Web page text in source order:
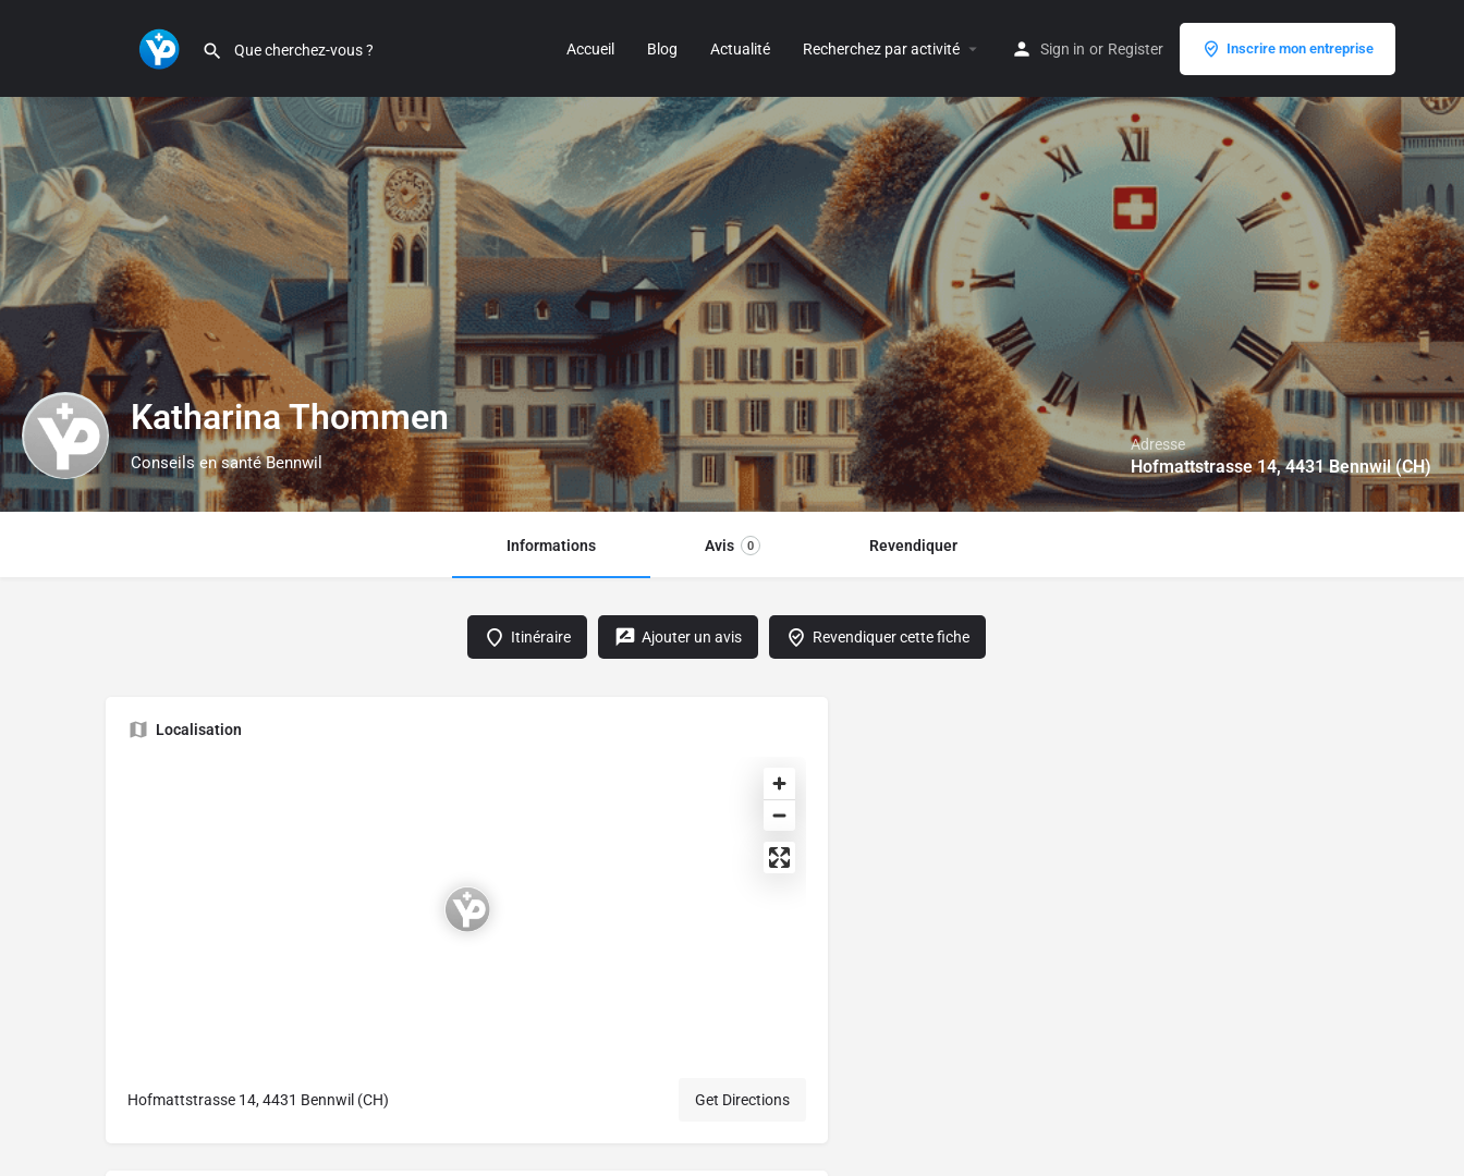
Accueil Blog Actualité Recherchez par activité Sign in or Register Inscrire mon entreprise
Katharina Thommen
Conseils en santé Bennwil
Adresse
Hofmattstrasse 14, 4431 Bennwil (CH)
Informations Avis 0 Revendiquer
Itinéraire Ajouter un avis Revendiquer cette fiche
Localisation
Hofmattstrasse 14, 4431 Bennwil (CH) Get Directions